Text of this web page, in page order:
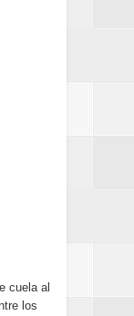
cuela al
los